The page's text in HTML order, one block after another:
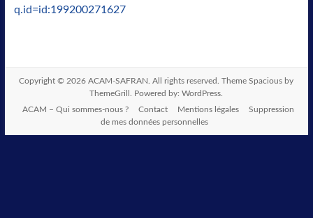
q.id=id:199200271627
Copyright © 2026ACAM-SAFRAN . All rights reserved. ThemeSpacious by
ThemeGrill. Powered by:WordPress
ACAM – Qui sommes-nous ?
Contact Mentions légales
Suppression
de mes données personnelles